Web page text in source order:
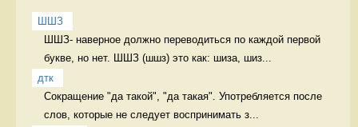
ШШЗ
ШШЗ- наверное должно переводиться по каждой первой
букве, но нет. ШШЗ (шшз) это как: шиза, шиз...
дтк
Сокращение "да такой", "да такая". Употребляется после
слов, которые не следует воспринимать з...